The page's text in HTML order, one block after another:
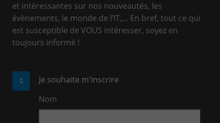
et intéressantes sur nos nouveautés, les
évènements, le monde de l’IT,… En bref, tout ce qui
est susceptible de VOUS intéresser, soyez en
toujours informé !
Je souhaite m'inscrire
Nom